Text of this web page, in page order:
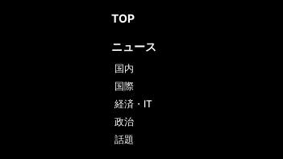
TOP
ニュース
国内
国際
経済・IT
政治
話題